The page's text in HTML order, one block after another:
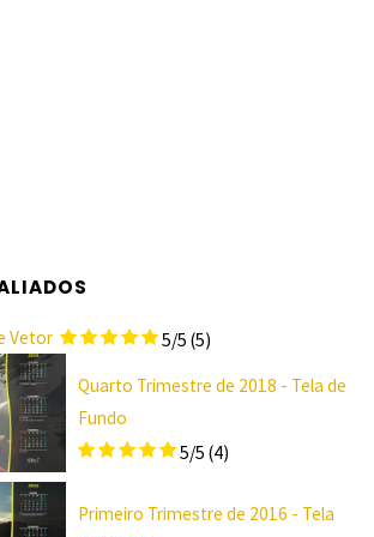
Vetor 5/5 (5)
Quarto Trimestre de 2018 - Tela de
Fundo
5/5 (4)
Primeiro Trimestre de 2016 - Tela